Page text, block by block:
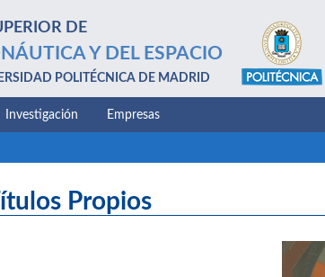
DE
Y DEL ESPACIO
POLITÉCNICA DE MADRID
Investigación Empresas
Propios